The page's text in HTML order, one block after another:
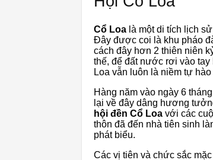
Cổ Loa là một di tích lịch
Đây được coi là khu pháo
cách đây hơn 2 thiên niên
thế, để đất nước rơi vào
Loa vẫn luôn là niềm tự
Hàng năm vào ngày 6
lại về đây dâng hương
hội đền Cổ Loa với các
thôn đã đến nhà tiên sinh
phát biểu.
Các vị tiên và chức sắc